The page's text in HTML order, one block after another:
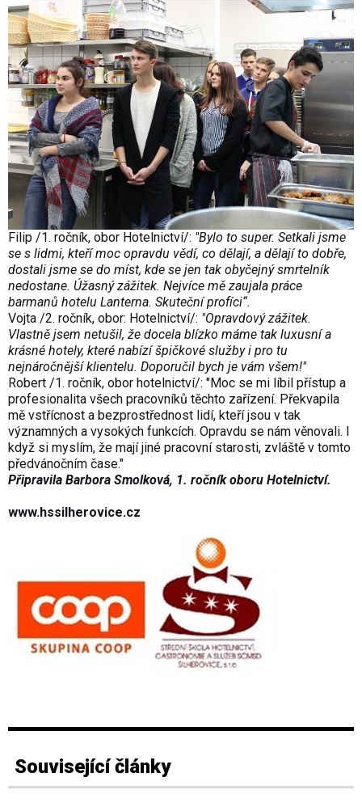
Filip /1. ročník, obor Hotelnictví/: "Bylo to super. Setkali jsme
se s lidmi, kteří moc opravdu vědí, co dělají, a dělají to dobře,
dostali jsme se do míst, kde se jen tak obyčejný smrtelník
nedostane. Úžasný zážitek. Nejvíce mě zaujala práce
barmanů hotelu Lanterna. Skuteční profíci“.
Vojta /2. ročník, obor: Hotelnictví/: "Opravdový zážitek.
Vlastně jsem netušil, že docela blízko máme tak luxusní a
krásné hotely, které nabízí špičkové služby i pro tu
nejnáročnější klientelu. Doporučil bych je vám všem!"
Robert /1. ročník, obor hotelnictví/: "Moc se mi líbil přístup a
profesionalita všech pracovníků těchto zařízení. Překvapila
mě vstřícnost a bezprostřednost lidí, kteří jsou v tak
významných a vysokých funkcích. Opravdu se nám věnovali. I
když si myslím, že mají jiné pracovní starosti, zvláště v tomto
předvánočním čase."
Připravila Barbora Smolková, 1. ročník oboru Hotelnictví.
www.hssilherovice.cz
Související články